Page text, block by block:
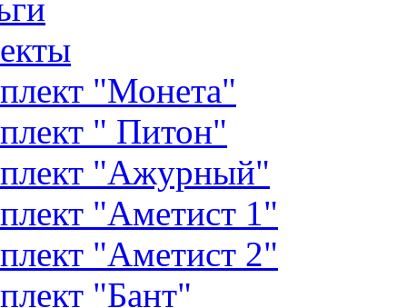
"Монета"
" Питон"
"Ажурный"
"Аметист 1"
"Аметист 2"
"Бант"